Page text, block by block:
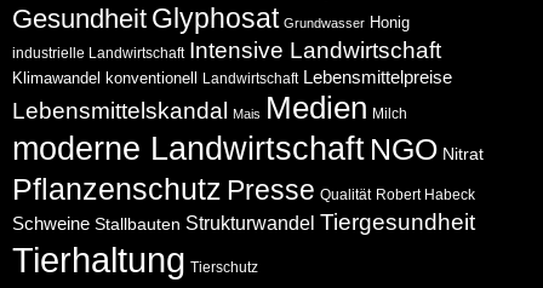
Gesundheit Glyphosat Grundwasser Honig
industrielle Landwirtschaft Intensive Landwirtschaft
Klimawandel konventionell Landwirtschaft Lebensmittelpreise
Lebensmittelskandal Mais Medien Milch
moderne Landwirtschaft NGO Nitrat
Pflanzenschutz Presse Qualität Robert Habeck
Schweine Stallbauten Strukturwandel Tiergesundheit
Tierhaltung Tierschutz